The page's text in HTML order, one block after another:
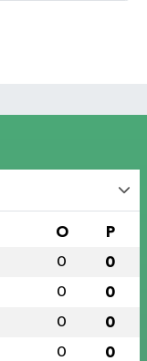
O P
0 0
0 0
0 0
0 0